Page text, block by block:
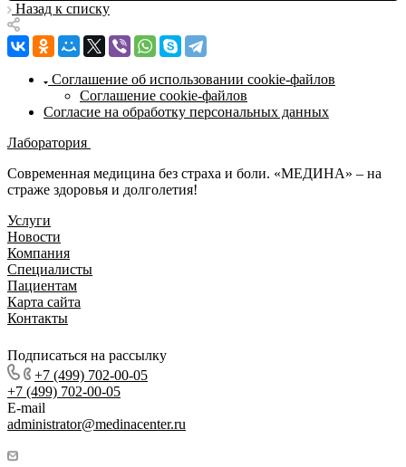
Назад к списку
Соглашение об использовании cookie-файлов
Соглашение cookie-файлов
Согласие на обработку персональных данных
Лаборатория
Современная медицина без страха и боли. «МЕДИНА» – на
страже здоровья и долголетия!
Услуги
Новости
Компания
Специалисты
Пациентам
Карта сайта
Контакты
Подписаться на рассылку
+7 (499) 702-00-05
+7 (499) 702-00-05
E-mail
administrator@medinacenter.ru